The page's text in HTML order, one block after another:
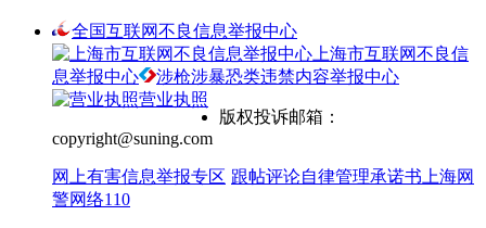
全国互联网不良信息举报中心
上海市互联网不良信
息举报中心
涉枪涉暴恐类违禁内容举报中心
营业执照
版权投诉邮箱：
copyright@suning.com
跟帖评论自律管理承诺书
网上有害信息举报专区
上海网
警网络110